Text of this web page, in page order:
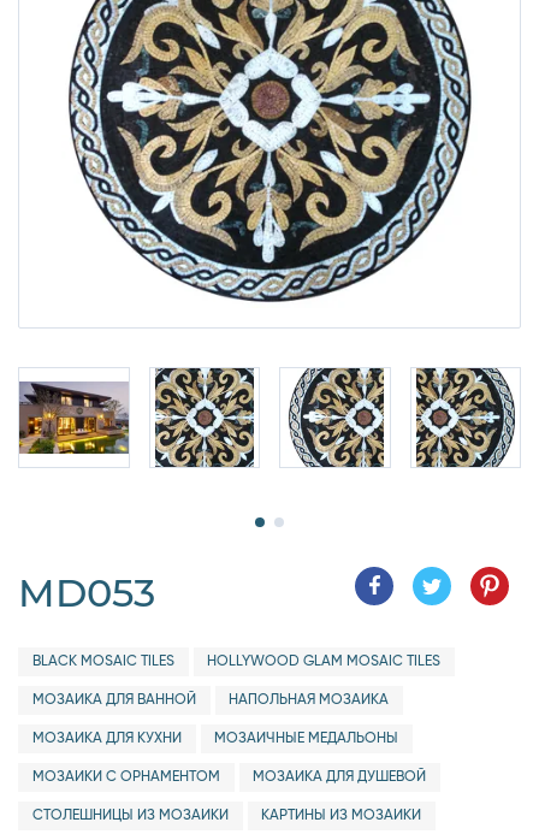
MD053
BLACK MOSAIC TILES HOLLYWOOD GLAM MOSAIC TILES
МОЗАИКА ДЛЯ ВАННОЙ НАПОЛЬНАЯ МОЗАИКА
МОЗАИКА ДЛЯ КУХНИ МОЗАИЧНЫЕ МЕДАЛЬОНЫ
МОЗАИКИ С ОРНАМЕНТОМ МОЗАИКА ДЛЯ ДУШЕВОЙ
СТОЛЕШНИЦЫ ИЗ МОЗАИКИ КАРТИНЫ ИЗ МОЗАИКИ